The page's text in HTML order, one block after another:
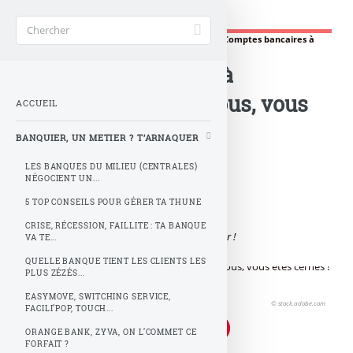
Gère ta tune !
Comptes bancaires à
Comptes bancaires à
l’étranger, rendez-vous, vous
êtes cernés !
Tu pensais le fisc toujours pouvoir esquiver,
Histoire de prévoir un peu de maille de côté,
Mais la Zlatan defiscator tu n’as pas vue arriver !
© stock.adobe.com
ACCUEIL
BANQUIER, UN METIER ? T’ARNAQUER
LES BANQUES DU MILIEU (CENTRALES)
NÉGOCIENT UN...
5 TOP CONSEILS POUR GÉRER TA THUNE
CRISE, RÉCESSION, FAILLITE : TA BANQUE
VA TE...
QUELLE BANQUE TIENT LES CLIENTS LES
PLUS ZÉZÉS...
EASYMOVE, SWITCHING SERVICE,
FACILI’POP, TOUCH...
ORANGE BANK, ZYVA, ON L’COMMET CE
FORFAIT ?